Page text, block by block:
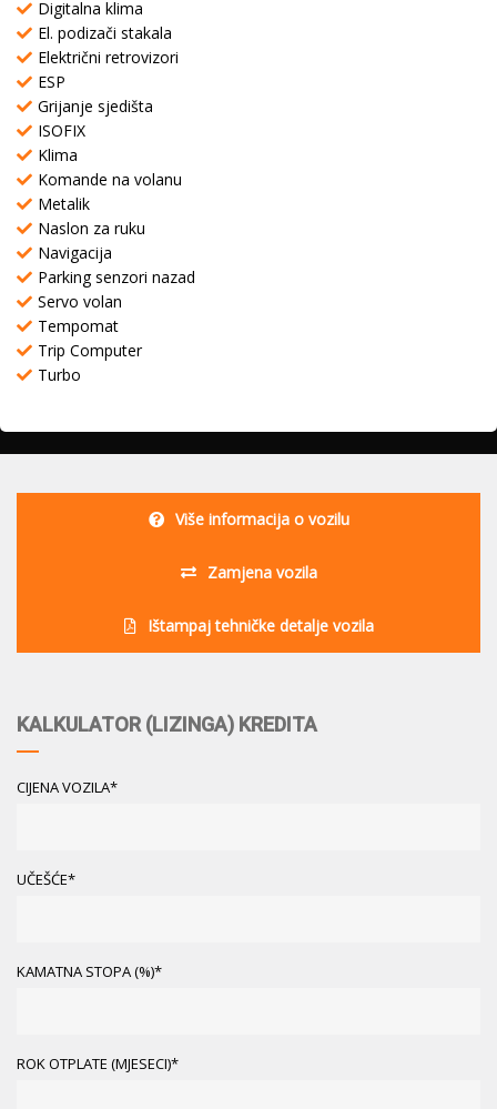
Digitalna klima
El. podizači stakala
Električni retrovizori
ESP
Grijanje sjedišta
ISOFIX
Klima
Komande na volanu
Metalik
Naslon za ruku
Navigacija
Parking senzori nazad
Servo volan
Tempomat
Trip Computer
Turbo
Više informacija o vozilu
Zamjena vozila
Ištampaj tehničke detalje vozila
KALKULATOR (LIZINGA) KREDITA
CIJENA VOZILA*
UČEŠĆE*
KAMATNA STOPA (%)*
ROK OTPLATE (MJESECI)*